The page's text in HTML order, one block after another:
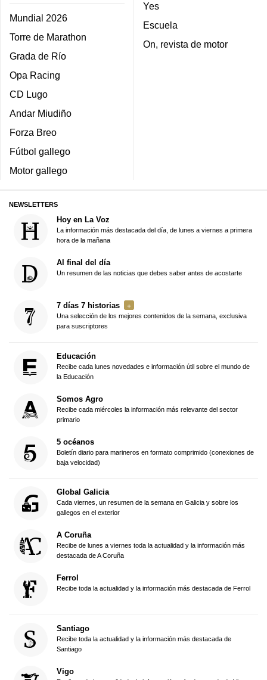
Mundial 2026
Torre de Marathon
Grada de Río
Opa Racing
CD Lugo
Andar Miudiño
Forza Breo
Fútbol gallego
Motor gallego
Yes
Escuela
On, revista de motor
NEWSLETTERS
Hoy en La Voz
La información más destacada del día, de lunes a viernes a primera
hora de la mañana
Al final del día
Un resumen de las noticias que debes saber antes de acostarte
7 días 7 historias
Una selección de los mejores contenidos de la semana, exclusiva
para suscriptores
Educación
Recibe cada lunes novedades e información útil sobre el mundo de
la Educación
Somos Agro
Recibe cada miércoles la información más relevante del sector
primario
5 océanos
Boletín diario para marineros en formato comprimido (conexiones de
baja velocidad)
Global Galicia
Cada viernes, un resumen de la semana en Galicia y sobre los
gallegos en el exterior
A Coruña
Recibe de lunes a viernes toda la actualidad y la información más
destacada de A Coruña
Ferrol
Recibe toda la actualidad y la información más destacada de Ferrol
Santiago
Recibe toda la actualidad y la información más destacada de
Santiago
Vigo